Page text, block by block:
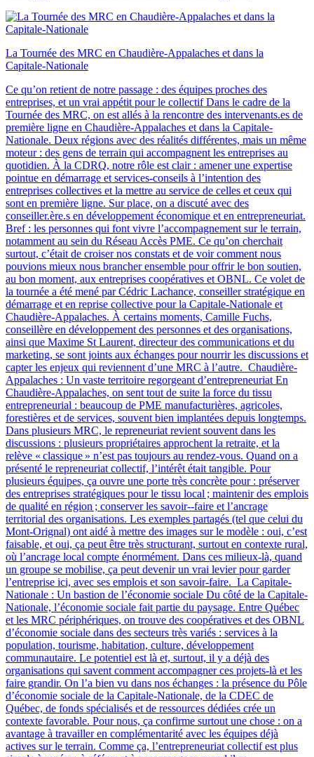
La Tournée des MRC en Chaudière‑Appalaches et dans la
Capitale‑Nationale
Ce qu’on retient de notre passage : des équipes proches des
entreprises, et un vrai appétit pour le collectif Dans le cadre de la
Tournée des MRC, on est allés à la rencontre des intervenants.es de
première ligne en Chaudière-Appalaches et dans la Capitale-
Nationale. Deux régions avec des réalités différentes, mais un même
moteur : des gens de terrain qui accompagnent les entreprises au
quotidien. À la CDRQ, notre rôle est clair : amener une expertise
pointue en démarrage et services-conseils à l’intention des
entreprises collectives et la mettre au service de celles et ceux qui
sont en première ligne. Sur place, on a discuté avec des
conseiller.ère.s en développement économique et en entrepreneuriat.
Bref : les personnes qui font vivre l’accompagnement sur le terrain,
notamment au sein du Réseau Accès PME. Ce qu’on cherchait
surtout, c’était de croiser nos constats et de voir comment nous
pouvions mieux nous brancher ensemble pour offrir le bon soutien,
au bon moment, aux entreprises coopératives et OBNL. Ce volet de
la tournée a été mené par Cédric Lachance, conseiller stratégique en
démarrage et en reprise collective pour la Capitale-Nationale et
Chaudière-Appalaches. À certains moments, Camille Fuchs,
conseillère en développement des personnes et des organisations,
ainsi que Maxime St Laurent, directeur des communications et du
marketing, se sont joints aux échanges pour nourrir les discussions et
capter les enjeux qui reviennent d’une MRC à l’autre. Chaudière-
Appalaches : Un vaste territoire regorgeant d’entrepreneuriat En
Chaudière-Appalaches, on sent tout de suite la force du tissu
entrepreneurial : beaucoup de PME manufacturières, agricoles,
forestières et de services, souvent bien implantées depuis longtemps.
Dans plusieurs MRC, le repreneuriat revient souvent dans les
discussions : plusieurs propriétaires approchent la retraite, et la
relève « classique » n’est pas toujours au rendez-vous. Quand on a
présenté le repreneuriat collectif, l’intérêt était tangible. Pour
plusieurs équipes, ça ouvre une porte très concrète pour : préserver
des entreprises stratégiques pour le tissu local ; maintenir des emplois
de qualité en région ; conserver les savoir‑-faire et l’ancrage
territorial des organisations. Les exemples partagés (tel que celui du
Mont-Orignal) ont aidé à mettre des images sur le modèle : oui, c’est
faisable, et oui, ça peut être très structurant, surtout en contexte rural,
où l’ancrage local compte énormément. Dans ces milieux-là, quand
un groupe se mobilise, ça peut devenir un vrai levier pour garder
l’entreprise ici, avec ses emplois et son savoir-faire. La Capitale-
Nationale : Un bastion de l’économie sociale Du côté de la Capitale-
Nationale, l’économie sociale fait partie du paysage. Entre Québec
et les MRC périphériques, on trouve des coopératives et des OBNL
d’économie sociale dans des secteurs très variés : services à la
population, tourisme, habitation, culture, développement
communautaire. Le potentiel est là et, surtout, il y a déjà des
organisations qui savent comment accompagner ces projets-là et les
faire grandir. On l’a bien vu dans nos échanges : la présence du Pôle
d’économie sociale de la Capitale-Nationale, de la CDEC de
Québec, de fonds spécialisés et de ressources dédiées crée un
contexte favorable. Pour nous, ça confirme surtout une chose : on a
avantage à travailler en complémentarité avec les équipes déjà
actives sur le terrain. Comme ça, l’entrepreneuriat collectif est plus